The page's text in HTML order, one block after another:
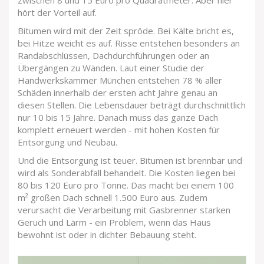
hört der Vorteil auf.
Bitumen wird mit der Zeit spröde. Bei Kälte bricht es,
bei Hitze weicht es auf. Risse entstehen besonders an
Randabschlüssen, Dachdurchführungen oder an
Übergängen zu Wänden. Laut einer Studie der
Handwerkskammer München entstehen 78 % aller
Schäden innerhalb der ersten acht Jahre genau an
diesen Stellen. Die Lebensdauer beträgt durchschnittlich
nur 10 bis 15 Jahre. Danach muss das ganze Dach
komplett erneuert werden - mit hohen Kosten für
Entsorgung und Neubau.
Und die Entsorgung ist teuer. Bitumen ist brennbar und
wird als Sonderabfall behandelt. Die Kosten liegen bei
80 bis 120 Euro pro Tonne. Das macht bei einem 100
m² großen Dach schnell 1.500 Euro aus. Zudem
verursacht die Verarbeitung mit Gasbrenner starken
Geruch und Lärm - ein Problem, wenn das Haus
bewohnt ist oder in dichter Bebauung steht.